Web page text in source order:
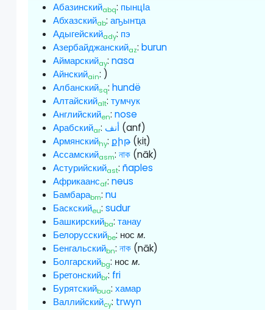
Абазинскийabq: пынцӀа
Абхазскийab:аҧынҵа
Адыгейскийady: пэ
Азербайджанскийaz:burun
Аймарскийay:nasa
Айнскийain: )
Албанскийsq:hundë
Алтайскийalt:тумчук
Английскийen:nose
Арабскийar: أنف (anf)
Армянскийhy: քիթ (ḳiṭ)
Ассамскийasm:নাক (nāk)
Астурийскийast:ñaples
Африкаансaf:neus
Бамбараbm:nu
Баскскийeu:sudur
Башкирскийba:танау
Белорусскийbe: носм.
Бенгальскийbn:নাক (nāk)
Болгарскийbg: носм.
Бретонскийbr: fri
Бурятскийbua:хамар
Валлийскийcy: trwyn